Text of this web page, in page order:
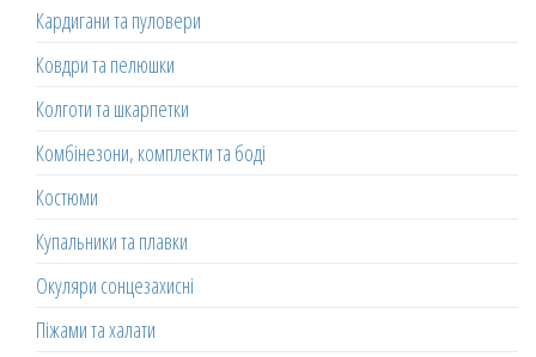
Кардигани та пуловери
Ковдри та пелюшки
Колготи та шкарпетки
Комбінезони, комплекти та боді
Костюми
Купальники та плавки
Окуляри сонцезахисні
Піжами та халати